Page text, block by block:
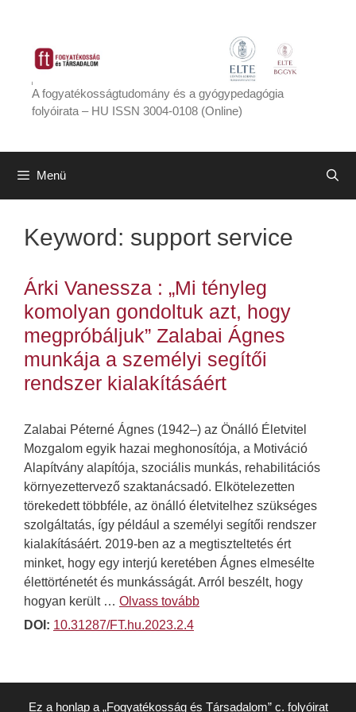
tartalomba
A fogyatékosságtudomány és a gyógypedagógia
folyóirata – HU ISSN 3004-0108 (Online)
Menü
Keyword: support service
Árki Vanessza : „Mi tényleg
komolyan gondoltuk azt, hogy
megpróbáljuk” Zalabai Ágnes
munkája a személyi segítői
rendszer kialakításáért
Zalabai Péterné Ágnes (1942–) az Önálló Életvitel
Mozgalom egyik hazai meghonosítója, a Motiváció
Alapítvány alapítója, szociális munkás, rehabilitációs
környezettervező szaktanácsadó. Elkötelezetten
törekedett többféle, az önálló életvitelhez szükséges
szolgáltatás, így például a személyi segítői rendszer
kialakításáért. 2019-ben az a megtiszteltetés ért
minket, hogy egy interjú keretében Ágnes elmesélte
élettörténetét és munkásságát. Arról beszélt, hogy
hogyan került … Olvass tovább
DOI: 10.31287/FT.hu.2023.2.4
Ez a honlap a „Fogyatékosság és Társadalom” c. folyóirat